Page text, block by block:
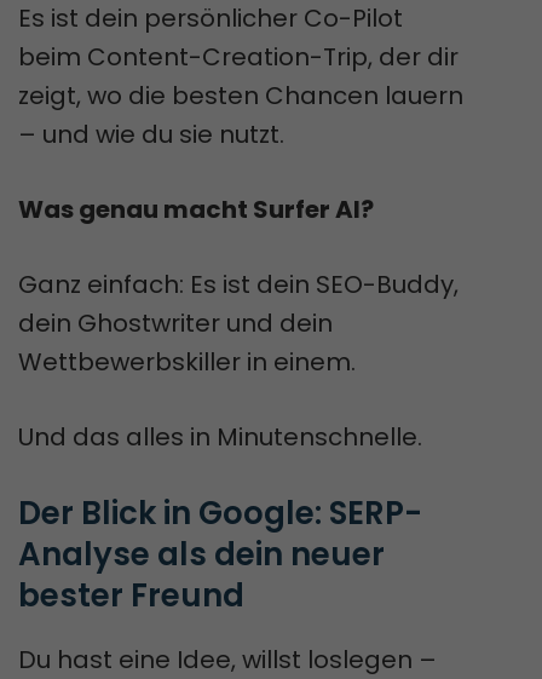
Es ist dein persönlicher Co-Pilot
beim Content-Creation-Trip, der dir
zeigt, wo die besten Chancen lauern
– und wie du sie nutzt.
Was genau macht Surfer AI?
Ganz einfach: Es ist dein SEO-Buddy,
dein Ghostwriter und dein
Wettbewerbskiller in einem.
Und das alles in Minutenschnelle.
Der Blick in Google: SERP-
Analyse als dein neuer
bester Freund
Du hast eine Idee, willst loslegen –